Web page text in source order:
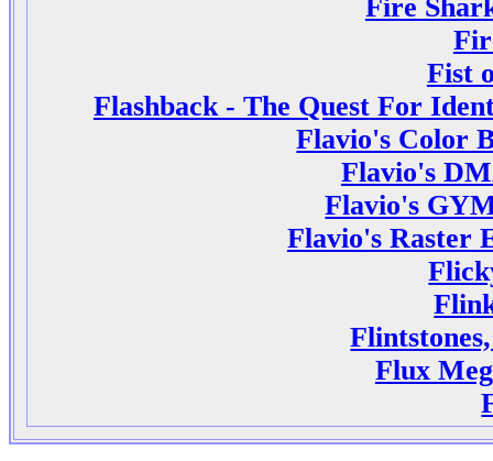
Fire
Fist
Flashback - The Quest For
Flavio's Color
Flavio's
Flavio's
Flavio's Raster
Flux